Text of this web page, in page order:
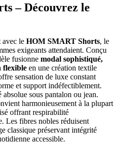
– Découvrez le
avec le HOM SMART Shorts, le
exigeants attendaient. Conçu
fusionne modal sophistiqué,
flexible en une création textile
sensation de luxe constant
et support indéfectiblement.
sous pantalon ou jean.
harmonieusement à la plupart
offrant respirabilité
Les fibres nobles réduisent
classique préservant intégrité
accessible.